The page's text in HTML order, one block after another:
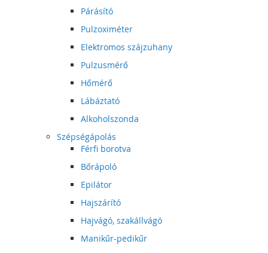
Párásító
Pulzoximéter
Elektromos szájzuhany
Pulzusmérő
Hőmérő
Lábáztató
Alkoholszonda
Szépségápolás
Férfi borotva
Bőrápoló
Epilátor
Hajszárító
Hajvágó, szakállvágó
Manikűr-pedikűr